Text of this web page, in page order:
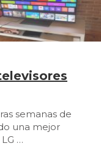
semanas de
una mejor
…